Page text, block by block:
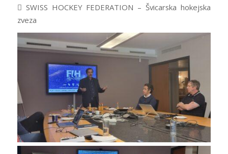
 SWISS HOCKEY FEDERATION – Švicarska hokejska
zveza